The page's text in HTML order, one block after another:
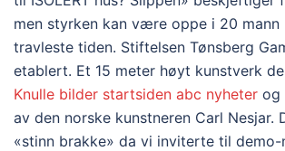
men styrken kan være oppe i 20 mann
travleste tiden. Stiftelsen Tønsberg
etablert. Et 15 meter høyt kunstverk
Knulle bilder startsiden abc nyheter og
av den norske kunstneren Carl Nesjar.
«stinn brakke» da vi inviterte til